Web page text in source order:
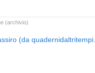
(archivio)
(da